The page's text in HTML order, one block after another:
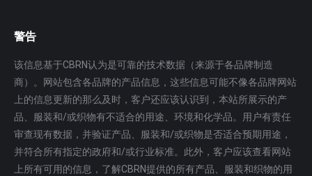
警告
该信息基于CBRN认为是可靠的技术数据（来源于各品牌制造
商）。网站包含各品牌的产品信息，这些信息可能不像各品牌网站
上的信息更新的那么及时，客户还应该认识到，本站所展示的产
品、服装和/或织物有不适合的用途、环境和化学品。用户有责任
审查现有数据，并验证产品、服装和/或织物是否适合预期用途，
并符合所有指定的政府和/或行业标准。此外，客户应该查看网站
上所有可用的信息，了解CBRN提供的所有产品、服装和织物的用